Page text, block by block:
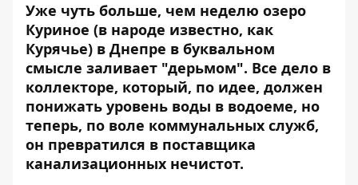
Уже чуть больше, чем неделю озеро
Куриное (в народе известно, как
Курячье) в Днепре в буквальном
смысле заливает "дерьмом". Все дело в
коллекторе, который, по идее, должен
понижать уровень воды в водоеме, но
теперь, по воле коммунальных служб,
он превратился в поставщика
канализационных нечистот.